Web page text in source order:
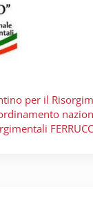
per il